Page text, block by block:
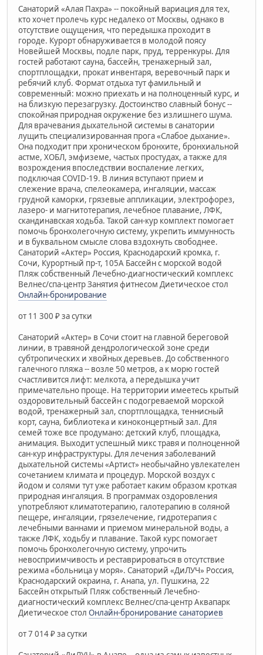
Санаторий «Алая Пахра» -- покойный вариация для тех,
кто хочет пролечь курс недалеко от Москвы, однако в
отсутствие ощущения, что передышка проходит в
городе. Курорт обнаруживается в молодой поясу
Новейшей Москвы, подле парк, пруд, терренкуры. Для
гостей работают сауна, бассейн, тренажерный зал,
спортплощадки, прокат инвентаря, веревочный парк и
ребячий клуб. Формат отдыха тут фамильный и
современный: можно приехать и на полноценный курс, и
на близкую перезагрузку. Достоинство славный бонус --
спокойная природная окружение без излишнего шума.
Для врачевания дыхательной системы в санатории
лущить специализированная прога «Слабое дыхание».
Она подходит при хроническом бронхите, бронхиальной
астме, ХОБЛ, эмфиземе, частых простудах, а также для
возрождения впоследствии воспаление легких,
подключая COVID-19. В линия вступают прием и
слежение врача, спелеокамера, ингаляции, массаж
грудной каморки, грязевые аппликации, электрофорез,
лазеро- и магнитотерапия, лечебное плавание, ЛФК,
скандинавская ходьба. Такой сан-кур комплект помогает
помочь бронхолегочную систему, укрепить иммунность
и в буквальном смысле слова вздохнуть свободнее.
Санаторий «Актер» Россия, Краснодарский кромка, г.
Сочи, Курортный пр-т, 105А Бассейн с морской водой
Пляж собственный Лечебно-диагностический комплекс
Велнес/спа-центр Занятия фитнесом Диетическое стол
Онлайн-бронирование
от 11 300 ₽ за сутки
Санаторий «Актер» в Сочи стоит на главной береговой
линии, в травяной дендрологической зоне среди
субтропических и хвойных деревьев. До собственного
галечного пляжа -- возле 50 метров, а к морю гостей
счастливится лифт: мелкота, а передышка учит
примечательно проще. На территории имеетесь крытый
оздоровительный бассейн с подогреваемой морской
водой, тренажерный зал, спортплощадка, теннисный
корт, сауна, библиотека и киноконцертный зал. Для
семей тоже все продумано: детский клуб, площадка,
анимация. Выходит успешный микс травя и полноценной
сан-кур инфраструктуры. Для лечения заболеваний
дыхательной системы «Артист» необычайно увлекателен
сочетанием климата и процедур. Морской воздух с
йодом и солями тут уже работает каким образом кроткая
природная ингаляция. В программах оздоровления
употребляют климатотерапию, галотерапию в соляной
пещере, ингаляции, грязелечение, гидротерапия с
лечебными ваннами и приемом минеральной воды, а
также ЛФК, ходьбу и плавание. Такой курс помогает
помочь бронхолегочную систему, упрочить
невосприимчивость и реставрироваться в отсутствие
режима «больница у моря». Санаторий «ДиЛУЧ» Россия,
Краснодарский окраина, г. Анапа, ул. Пушкина, 22
Бассейн открытый Пляж собственный Лечебно-
диагностический комплекс Велнес/спа-центр Аквапарк
Диетическое стол Онлайн-бронирование санаториев
от 7 014 ₽ за сутки